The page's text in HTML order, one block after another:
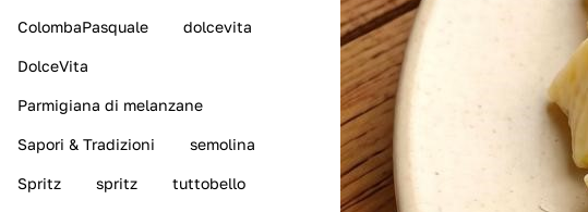
ColombaPasquale dolcevita
DolceVita
Parmigiana di melanzane
Sapori & Tradizioni semolina
Spritz spritz tuttobello